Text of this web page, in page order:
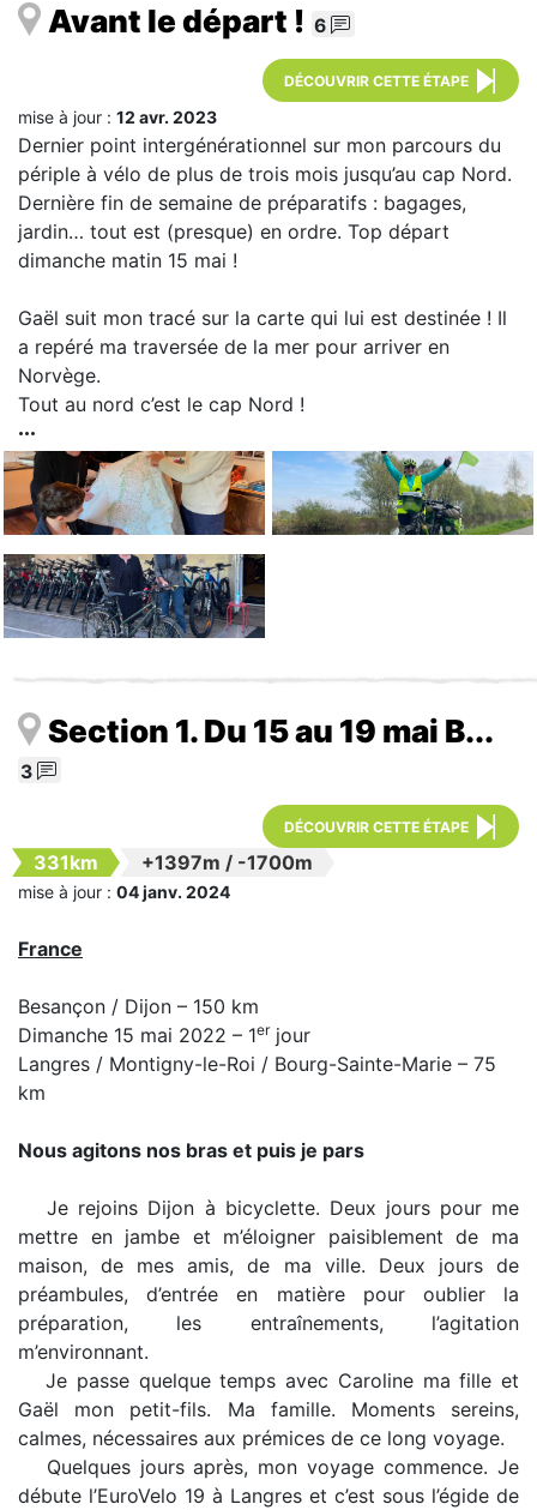
Avant le départ ! 6
DÉCOUVRIR CETTE ÉTAPE
mise à jour : 12 avr. 2023
Dernier point intergénérationnel sur mon parcours du
périple à vélo de plus de trois mois jusqu’au cap Nord.
Dernière fin de semaine de préparatifs : bagages,
jardin… tout est (presque) en ordre. Top départ
dimanche matin 15 mai !
Gaël suit mon tracé sur la carte qui lui est destinée ! Il
a repéré ma traversée de la mer pour arriver en
Norvège.
Tout au nord c’est le cap Nord !
Section 1. Du 15 au 19 mai B...
3
DÉCOUVRIR CETTE ÉTAPE
331km +1397m / -1700m
mise à jour : 04 janv. 2024
France
Besançon / Dijon – 150 km
Dimanche 15 mai 2022 – 1erjour
Langres / Montigny-le-Roi / Bourg-Sainte-Marie – 75
km
Nous agitons nos bras et puis je pars
Je rejoins Dijon à bicyclette. Deux jours pour me
mettre en jambe et m’éloigner paisiblement de ma
maison, de mes amis, de ma ville. Deux jours de
préambules, d’entrée en matière pour oublier la
préparation, les entraînements, l’agitation
m’environnant.
Je passe quelque temps avec Caroline ma fille et
Gaël mon petit-fils. Ma famille. Moments sereins,
calmes, nécessaires aux prémices de ce long voyage.
Quelques jours après, mon voyage commence. Je
débute l’EuroVelo 19 à Langres et c’est sous l’égide de